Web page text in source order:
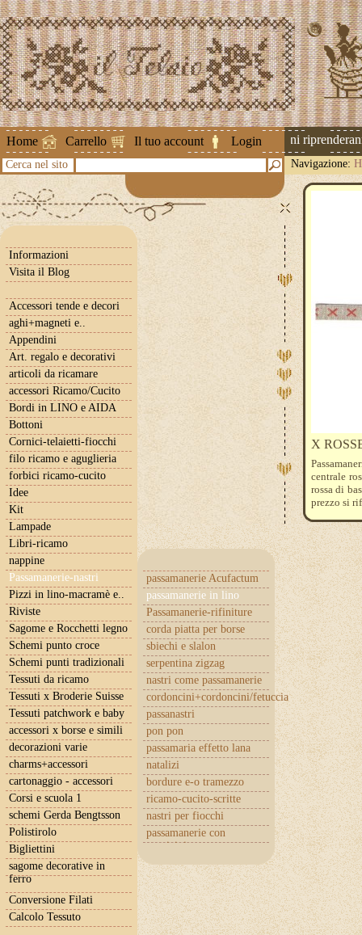
Home Carrello Il tuo account Login
Attenzione ! Le spedizioni
Cerca nel sito Navigazione:
Informazioni
Visita il Blog
Accessori tende e decori
aghi+magneti e..
Appendini
Art. regalo e decorativi
articoli da ricamare
accessori Ricamo/Cucito
Bordi in LINO e AIDA
Bottoni
Cornici-telaietti-fiocchi
filo ricamo e aguglieria
forbici ricamo-cucito
Idee
Kit
Lampade
Libri-ricamo
nappine
Passamanerie-nastri
passamanerie Acufactum
passamanerie in lino
Passamanerie-rifiniture
corda piatta per borse
sbiechi e slalon
serpentina zigzag
nastri come passamanerie
cordoncini+cordoncini/fetuccia
passanastri
pon pon
passamaria effetto lana
natalizi
bordure e-o tramezzo
ricamo-cucito-scritte
nastri per fiocchi
passamanerie con
cuoricini
Pizzi in lino-macramè e..
Riviste
Sagome e Rocchetti legno
Schemi punto croce
Schemi punti tradizionali
Tessuti da ricamo
Tessuti x Broderie Suisse
Tessuti patchwork e baby
accessori x borse e simili
decorazioni varie
charms+accessori
cartonaggio - accessori
Corsi e scuola 1
schemi Gerda Bengtsson
Polistirolo
Bigliettini
sagome decorative in
ferro
Conversione Filati
Calcolo Tessuto
X
centrale
rossa di
prezzo si